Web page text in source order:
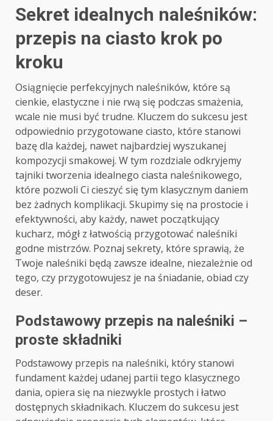
Sekret idealnych naleśników:
przepis na ciasto krok po
kroku
Osiągnięcie perfekcyjnych naleśników, które są
cienkie, elastyczne i nie rwą się podczas smażenia,
wcale nie musi być trudne. Kluczem do sukcesu jest
odpowiednio przygotowane ciasto, które stanowi
bazę dla każdej, nawet najbardziej wyszukanej
kompozycji smakowej. W tym rozdziale odkryjemy
tajniki tworzenia idealnego ciasta naleśnikowego,
które pozwoli Ci cieszyć się tym klasycznym daniem
bez żadnych komplikacji. Skupimy się na prostocie i
efektywności, aby każdy, nawet początkujący
kucharz, mógł z łatwością przygotować naleśniki
godne mistrzów. Poznaj sekrety, które sprawią, że
Twoje naleśniki będą zawsze idealne, niezależnie od
tego, czy przygotowujesz je na śniadanie, obiad czy
deser.
Podstawowy przepis na naleśniki –
proste składniki
Podstawowy przepis na naleśniki, który stanowi
fundament każdej udanej partii tego klasycznego
dania, opiera się na niezwykle prostych i łatwo
dostępnych składnikach. Kluczem do sukcesu jest